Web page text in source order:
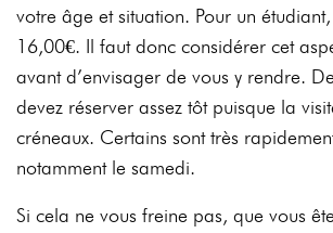
votre âge et situation. Pour un
16,00€. Il faut donc considérer cet
avant d’envisager de vous y rendre.
devez réserver assez tôt puisque la
créneaux. Certains sont très
notamment le samedi.
Si cela ne vous freine pas, que vous